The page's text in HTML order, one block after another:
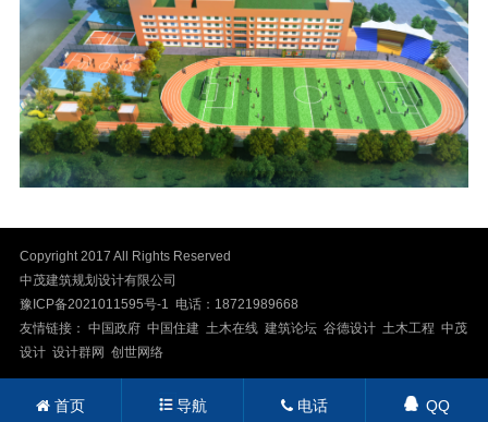
Copyright 2017 All Rights Reserved
中茂建筑规划设计有限公司
豫ICP备2021011595号-1 电话：18721989668
友情链接： 中国政府 中国住建 土木在线 建筑论坛 谷德设计 土木工程 中茂
设计设计群网 创世网络
首页 导航 电话 QQ